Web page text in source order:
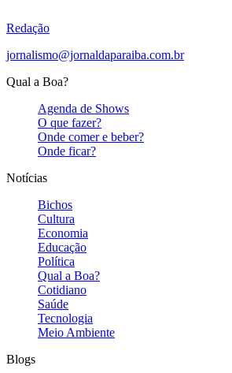
Redação
jornalismo@jornaldaparaiba.com.br
Qual a Boa?
Agenda de Shows
O que fazer?
Onde comer e beber?
Onde ficar?
Notícias
Bichos
Cultura
Economia
Educação
Política
Qual a Boa?
Cotidiano
Saúde
Tecnologia
Meio Ambiente
Blogs